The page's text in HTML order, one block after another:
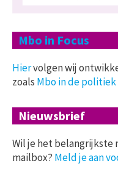
Mbo in Focus
Hiervolgen wij
zoals Mbo in de politiek
Nieuwsbrief
Wil je het belangrijkste
mailbox? Meld je aan